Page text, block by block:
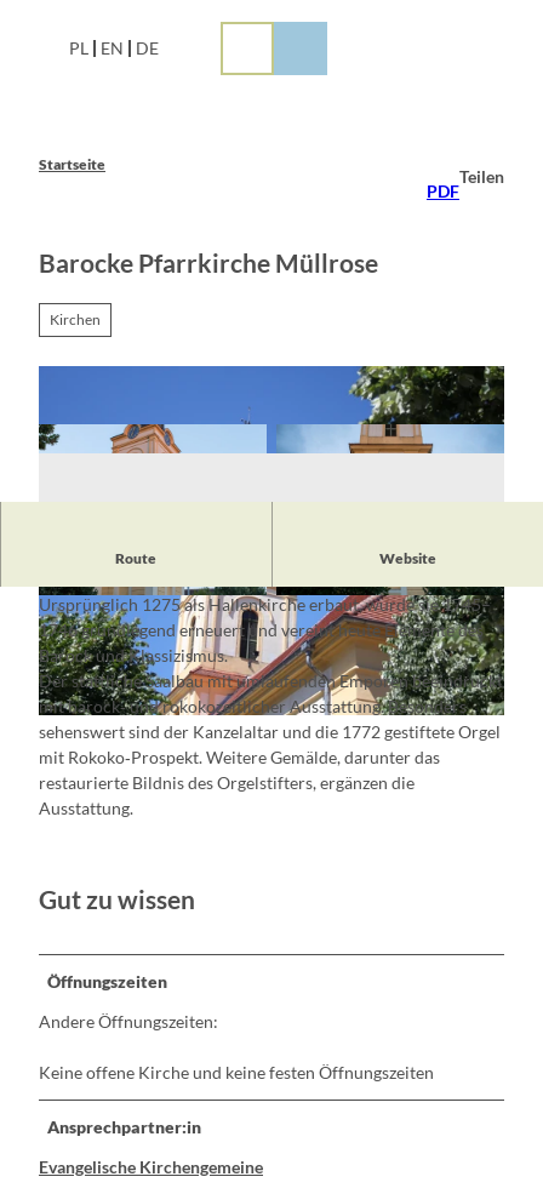
PL EN DE
Startseite
PDF
Teilen
Barocke Pfarrkirche Müllrose
Kirchen
© Katrin Riegel, Lizenz: Seenland Oder-Spree
© Florian Läufer, Lizenz: Seenland Oder-Spree © Florian Läufer, Lizenz: Seenland Oder-Spree
Route Website
barocke, evangelische
prägt als weithin
Ursprünglich 1275 als Hallenkirche erbaut, wurde sie 1745–
1746 grundlegend erneuert und vereint heute Elemente des
Barock und Klassizismus.
Der stattliche Saalbau mit umlaufenden Emporen beeindruckt
mit barock‑ und rokokozeitlicher Ausstattung. Besonders
sehenswert sind der Kanzelaltar und die 1772 gestiftete Orgel
mit Rokoko‑Prospekt. Weitere Gemälde, darunter das
restaurierte Bildnis des Orgelstifters, ergänzen die
Ausstattung.
Gut zu wissen
Öffnungszeiten
Andere Öffnungszeiten:
Keine offene Kirche und keine festen Öffnungszeiten
Ansprechpartner:in
Evangelische Kirchengemeine